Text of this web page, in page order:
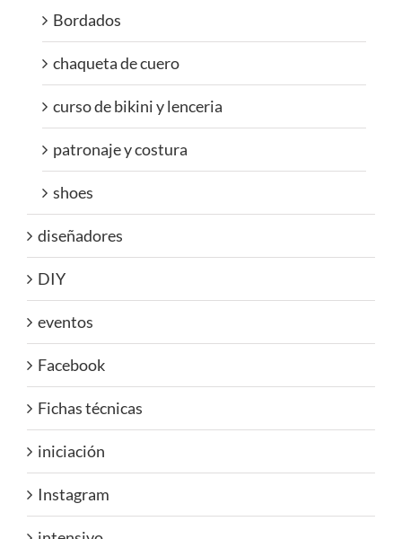
Bordados
chaqueta de cuero
curso de bikini y lenceria
patronaje y costura
shoes
diseñadores
DIY
eventos
Facebook
Fichas técnicas
iniciación
Instagram